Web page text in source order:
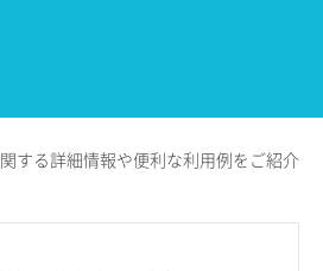
関する詳細情報や便利な利用例を ご紹介